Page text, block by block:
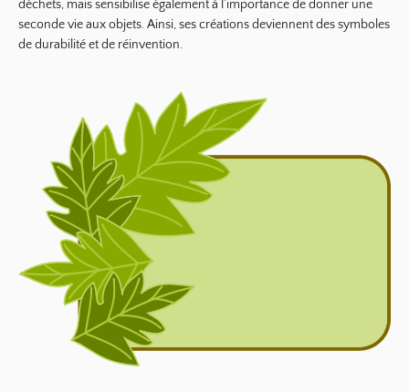
déchets, mais sensibilise également à l’importance de donner une
seconde vie aux objets. Ainsi, ses créations deviennent des symboles
dedurabilitéet de réinvention.